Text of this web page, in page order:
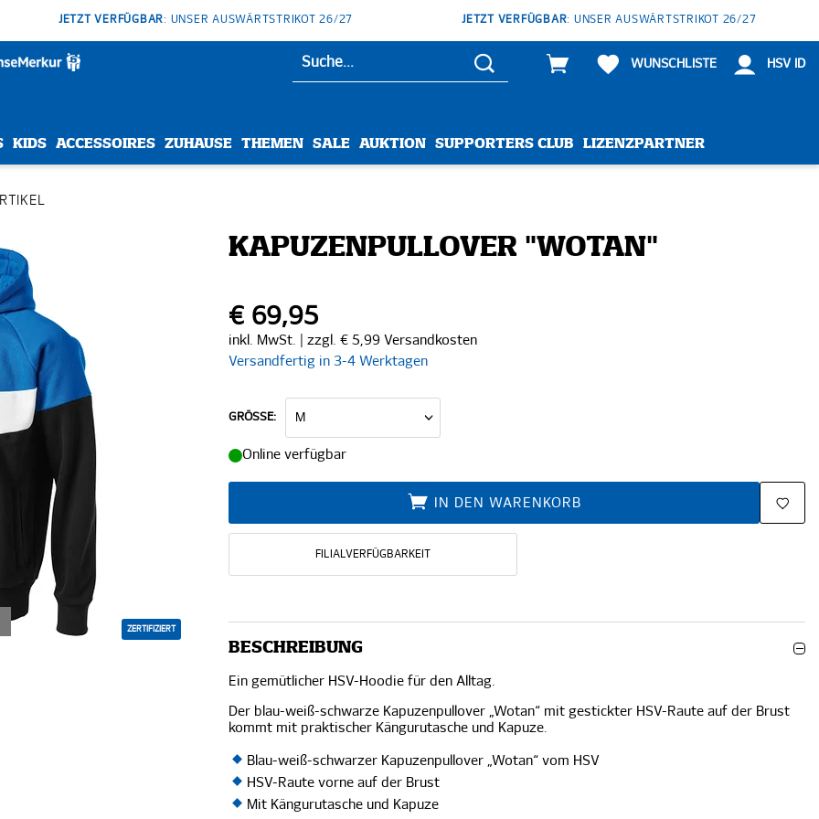
JETZT VERFÜGBAR: UNSER AUSWÄRTSTRIKOT 26/27 JETZT VERFÜGBAR: UNSER AUSWÄRTSTRIKOT 26/27
WUNSCHLISTE HSV ID
KIDS ACCESSOIRES ZUHAUSE THEMEN SALE AUKTION SUPPORTERS CLUB LIZENZPARTNER
ZERTIFIZIERT
KAPUZENPULLOVER "WOTAN"
€ 69,95
inkl. MwSt. | zzgl. € 5,99 Versandkosten
Versandfertig in 3-4 Werktagen
GRÖSSE:
Online verfügbar
IN DEN WARENKORB
FILIALVERFÜGBARKEIT
BESCHREIBUNG
Ein gemütlicher HSV-Hoodie für den Alltag.
Der blau-weiß-schwarze Kapuzenpullover „Wotan“ mit gestickter HSV-Raute auf der Brust
kommt mit praktischer Kängurutasche und Kapuze.
Blau-weiß-schwarzer Kapuzenpullover „Wotan“ vom HSV
HSV-Raute vorne auf der Brust
Mit Kängurutasche und Kapuze